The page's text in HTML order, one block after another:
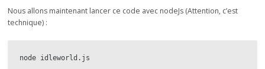
Nous allons maintenant lancer ce code avec nodeJs (Attention, c’est
technique) :
node idleworld.js